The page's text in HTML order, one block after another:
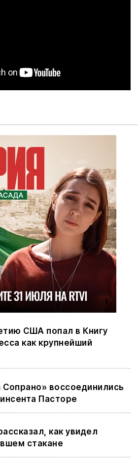
США попал в Книгу
как крупнейший
воссоединились
Пасторе
как увидел
стакане